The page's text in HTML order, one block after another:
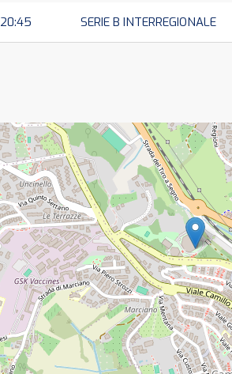
20:45 SERIE B INTERREGIONALE